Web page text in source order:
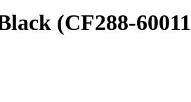
(CF288-